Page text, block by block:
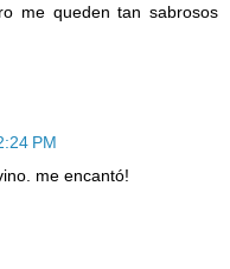
me queden tan sabrosos
PM
me encantó!